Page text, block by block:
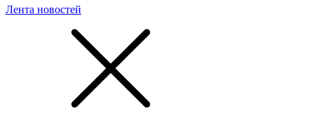
Лента новостей